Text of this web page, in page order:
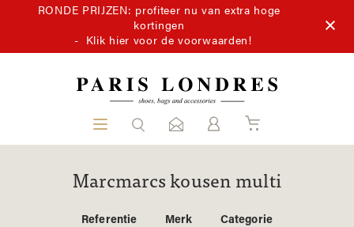
RONDE PRIJZEN: profiteer nu van extra hoge
kortingen
- Klik hier voor de voorwaarden!
Marcmarcs kousen multi
Referentie
Merk
Categorie